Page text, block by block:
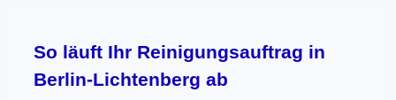
So läuft Ihr Reinigungsauftrag in
Berlin-Lichtenberg ab